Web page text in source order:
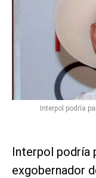
Interpol podría
Interpol podría
exgobernador